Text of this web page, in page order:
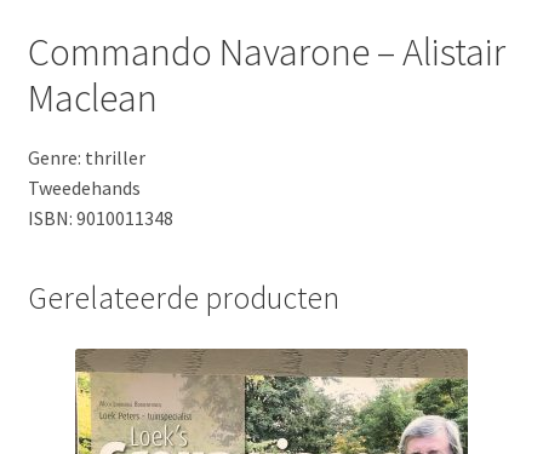
Commando Navarone – Alistair
Maclean
Genre: thriller
Tweedehands
ISBN: 9010011348
Gerelateerde producten